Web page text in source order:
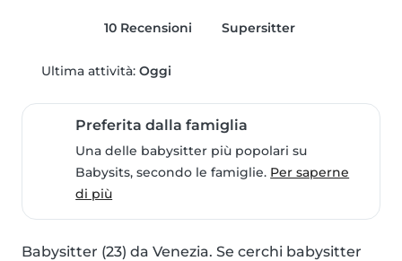
10 Recensioni Supersitter
Ultima attività: Oggi
Preferita dalla famiglia
Una delle babysitter più popolari su
Babysits, secondo le famiglie. Per saperne
di più
Babysitter (23) da Venezia. Se cerchi babysitter